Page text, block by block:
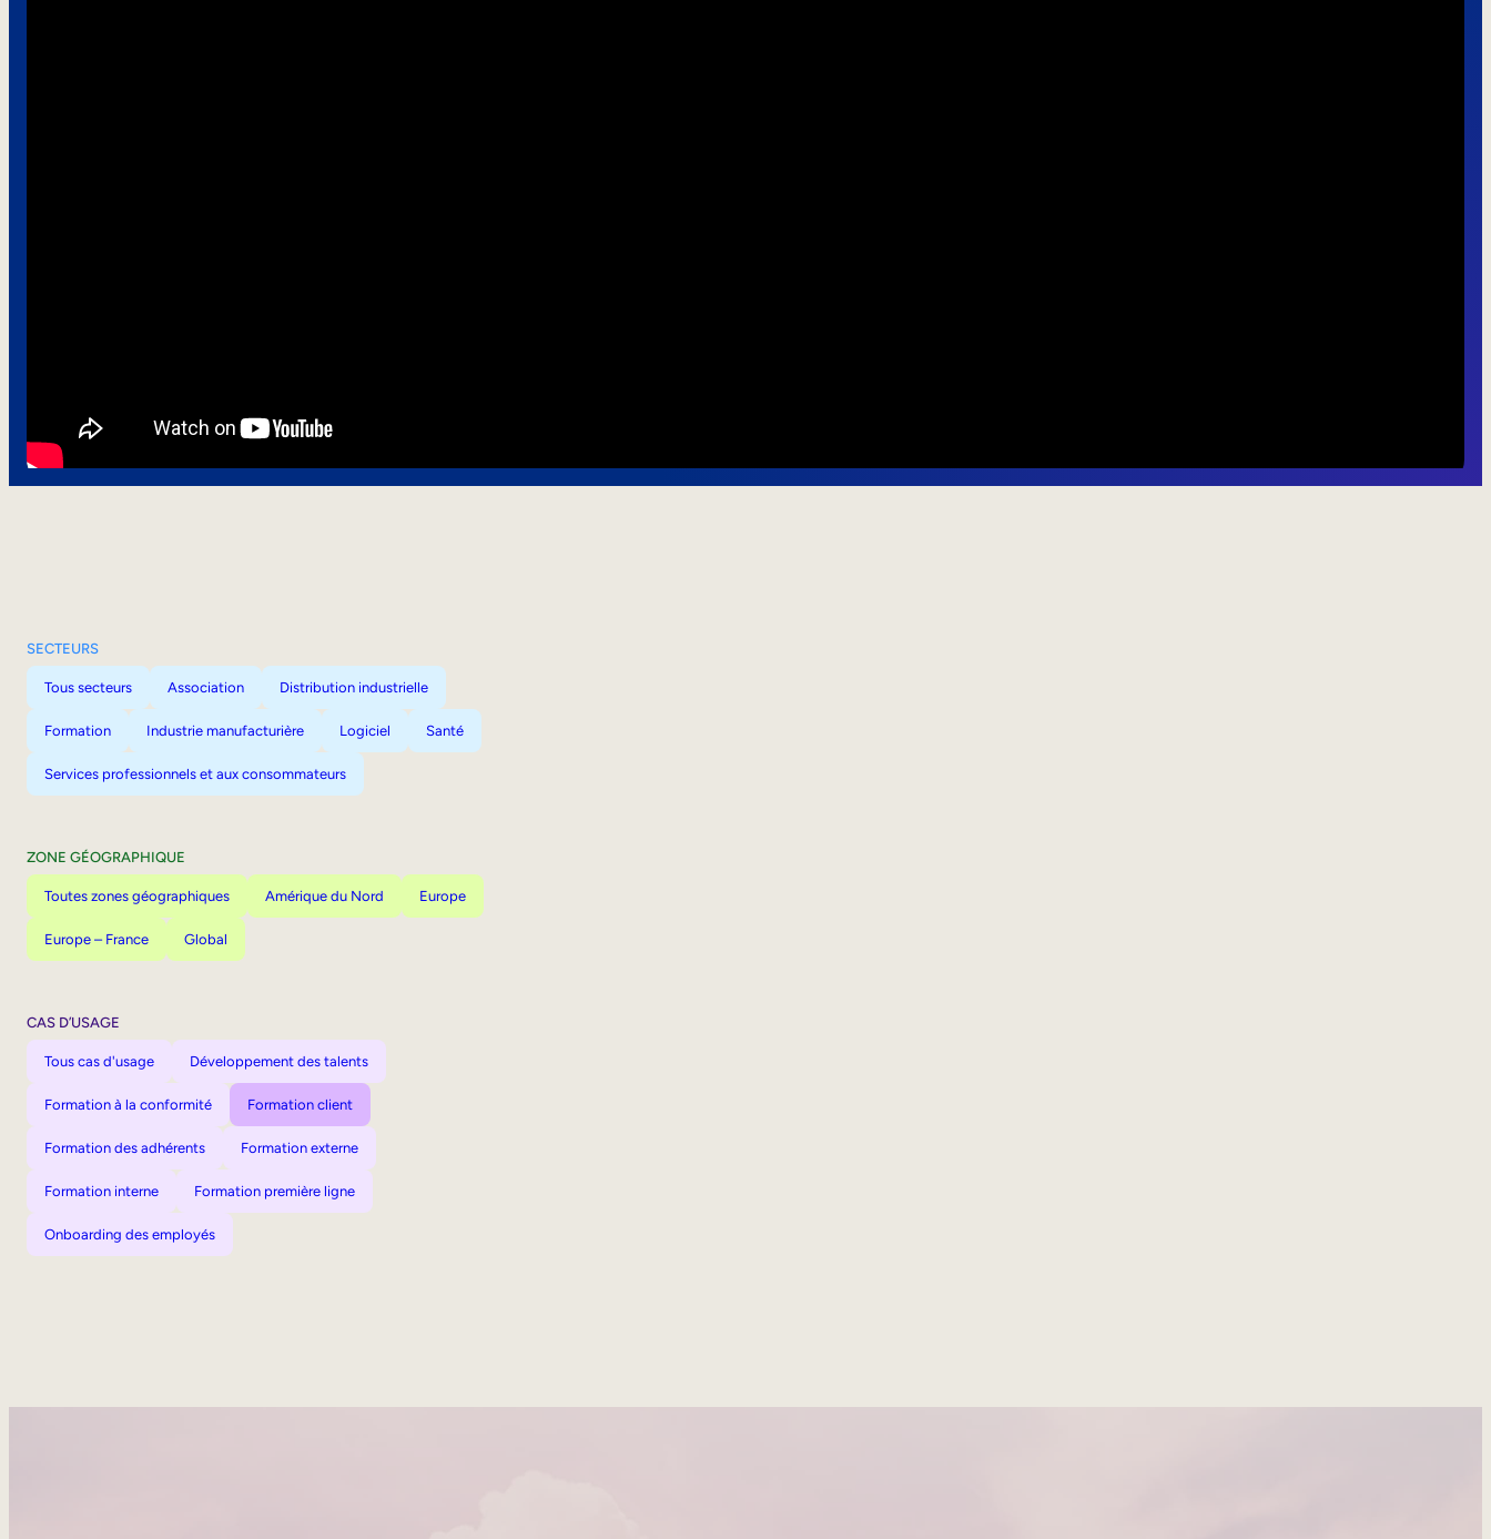
SECTEURS
Tous secteurs Association Distribution industrielle
Formation Industrie manufacturière Logiciel Santé
Services professionnels et aux consommateurs
ZONE GÉOGRAPHIQUE
Toutes zones géographiques Amérique du Nord Europe
Europe – France Global
CAS D’USAGE
Tous cas d'usage Développement des talents
Formation à la conformité Formation client
Formation des adhérents Formation externe
Formation interne Formation première ligne
Onboarding des employés